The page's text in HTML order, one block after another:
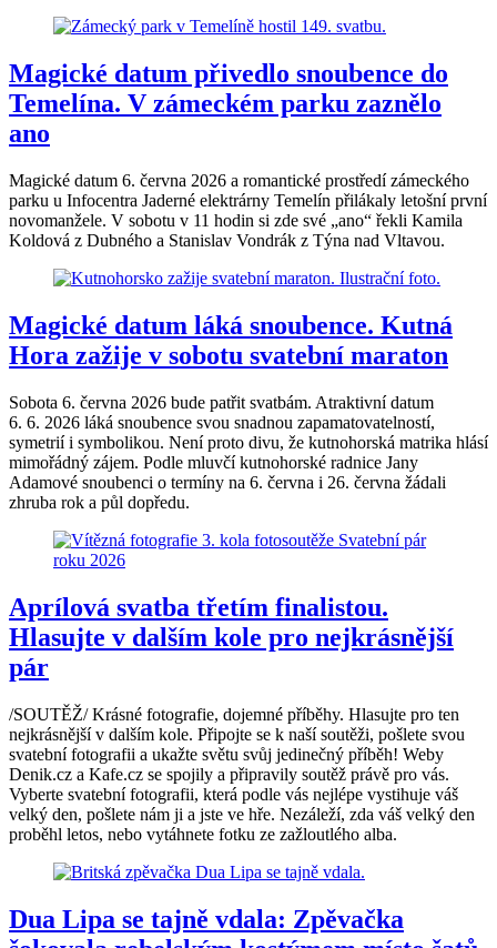
Magické datum přivedlo snoubence do
Temelína. V zámeckém parku zaznělo
ano
Magické datum 6. června 2026 a romantické prostředí zámeckého
parku u Infocentra Jaderné elektrárny Temelín přilákaly letošní první
novomanžele. V sobotu v 11 hodin si zde své „ano“ řekli Kamila
Koldová z Dubného a Stanislav Vondrák z Týna nad Vltavou.
Magické datum láká snoubence. Kutná
Hora zažije v sobotu svatební maraton
Sobota 6. června 2026 bude patřit svatbám. Atraktivní datum
6. 6. 2026 láká snoubence svou snadnou zapamatovatelností,
symetrií i symbolikou. Není proto divu, že kutnohorská matrika hlásí
mimořádný zájem. Podle mluvčí kutnohorské radnice Jany
Adamové snoubenci o termíny na 6. června i 26. června žádali
zhruba rok a půl dopředu.
Aprílová svatba třetím finalistou.
Hlasujte v dalším kole pro nejkrásnější
pár
/SOUTĚŽ/ Krásné fotografie, dojemné příběhy. Hlasujte pro ten
nejkrásnější v dalším kole. Připojte se k naší soutěži, pošlete svou
svatební fotografii a ukažte světu svůj jedinečný příběh! Weby
Denik.cz a Kafe.cz se spojily a připravily soutěž právě pro vás.
Vyberte svatební fotografii, která podle vás nejlépe vystihuje váš
velký den, pošlete nám ji a jste ve hře. Nezáleží, zda váš velký den
proběhl letos, nebo vytáhnete fotku ze zažloutlého alba.
Dua Lipa se tajně vdala: Zpěvačka